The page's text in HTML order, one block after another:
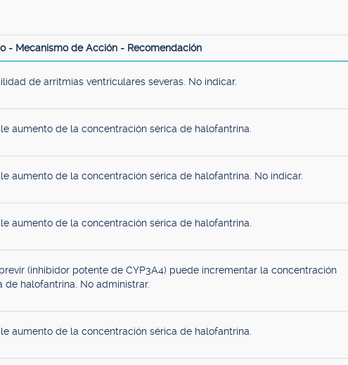
- Mecanismo de Acción - Recomendación
de arritmias ventriculares severas. No indicar.
aumento de la concentración sérica de halofantrina.
aumento de la concentración sérica de halofantrina. No indicar.
aumento de la concentración sérica de halofantrina.
(inhibidor potente de CYP3A4) puede incrementar la concentración
de halofantrina. No administrar.
aumento de la concentración sérica de halofantrina.